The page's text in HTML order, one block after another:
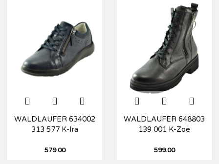
WALDLAUFER 634002
313 577 K-Ira
579.00
WALDLAUFER 648803
139 001 K-Zoe
599.00